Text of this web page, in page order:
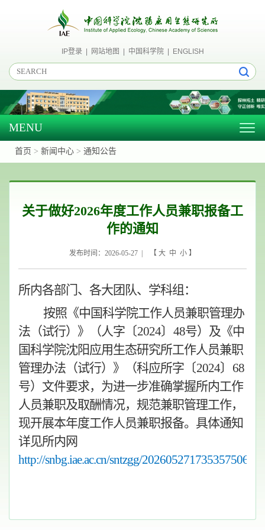
IP登录| 网站地图 中国科学院| ENGLISH
MENU
首页 > 新闻中心 > 通知公告
关于做好2026年度工作人员兼职报备工
作的通知
发布时间：2026-05-27 | 【 大 中 小 】
所内各部门、各大团队、学科组：
按照《中国科学院工作人员兼职管理办
法（试行）》（人字 〔2024〕 48号）及《中
国科学院沈阳应用生态研究所工作人员兼职
管理办法（试行）》（科应所字 〔2024〕 68
号）文件要求，为进一步准确掌握所内工作
人员兼职及取酬情况，规范兼职管理工作，
现开展本年度工作人员兼职报备。具体通知
详见所内网
http://snbg.iae.ac.cn/sntzgg/2026052717353575068/